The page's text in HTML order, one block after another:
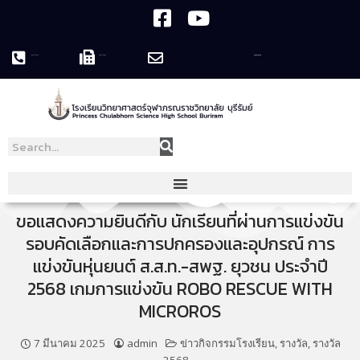
ขอแสดงความยินดีกับ นักเรียนที่ผ่านการแข่งขัน
รอบคัดเลือกและการปกครองและอุปกรณ์ การ
แข่งขันหุ่นยนต์ ส.ส.ท.-สพฐ. ยุวชน ประจำปี
2568 เกมการแข่งขัน ROBO RESCUE WITH
MICROROS
7 มีนาคม 2025 admin ข่าวกิจกรรมโรงเรียน,รางวัล,รางวัล